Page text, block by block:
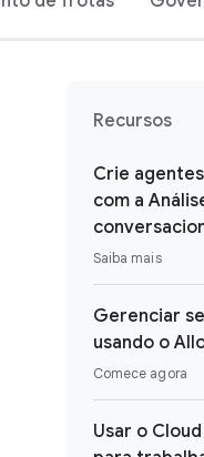
Recursos
Crie
com a
Saiba mais
Gerenciar
usando o
Comece agora
Usar o